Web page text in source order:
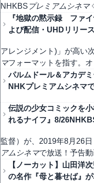
NHKBS プレミアムシネマ
『地獄の黙示録 ファ
よび配信・UHDリリー
アレンジメント)」が高い
マフォーマットを指す。
パルムドール＆アカデ
NHKプレミアムシネマ
伝説の少女コミックを
れるナイフ』8/
監督）が、2019年8月26
アムシネマで放送！予告
【ノーカット】山田洋
の名作『母と暮せば』